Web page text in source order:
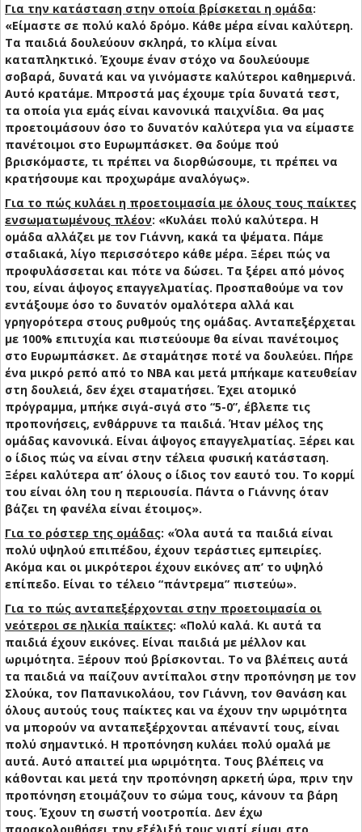
Για την κατάσταση στην οποία βρίσκεται η ομάδα:
«Είμαστε σε πολύ καλό δρόμο. Κάθε μέρα είναι καλύτερη.
Τα παιδιά δουλεύουν σκληρά, το κλίμα είναι
καταπληκτικό. Έχουμε έναν στόχο να δουλεύουμε
σοβαρά, δυνατά και να γινόμαστε καλύτεροι καθημερινά.
Αυτό κρατάμε. Μπροστά μας έχουμε τρία δυνατά τεστ,
τα οποία για εμάς είναι κανονικά παιχνίδια. Θα μας
προετοιμάσουν όσο το δυνατόν καλύτερα για να είμαστε
πανέτοιμοι στο Ευρωμπάσκετ. Θα δούμε πού
βρισκόμαστε, τι πρέπει να διορθώσουμε, τι πρέπει να
κρατήσουμε και προχωράμε αναλόγως».
Για το πώς κυλάει η προετοιμασία με όλους τους παίκτες
ενσωματωμένους πλέον: «Κυλάει πολύ καλύτερα. Η
ομάδα αλλάζει με τον Γιάννη, κακά τα ψέματα. Πάμε
σταδιακά, λίγο περισσότερο κάθε μέρα. Ξέρει πώς να
προφυλάσσεται και πότε να δώσει. Τα ξέρει από μόνος
του, είναι άψογος επαγγελματίας. Προσπαθούμε να τον
εντάξουμε όσο το δυνατόν ομαλότερα αλλά και
γρηγορότερα στους ρυθμούς της ομάδας. Ανταπεξέρχεται
με 100% επιτυχία και πιστεύουμε θα είναι πανέτοιμος
στο Ευρωμπάσκετ. Δε σταμάτησε ποτέ να δουλεύει. Πήρε
ένα μικρό ρεπό από το ΝΒΑ και μετά μπήκαμε κατευθείαν
στη δουλειά, δεν έχει σταματήσει. Έχει ατομικό
πρόγραμμα, μπήκε σιγά-σιγά στο “5-0”, έβλεπε τις
προπονήσεις, ενθάρρυνε τα παιδιά. Ήταν μέλος της
ομάδας κανονικά. Είναι άψογος επαγγελματίας. Ξέρει και
ο ίδιος πώς να είναι στην τέλεια φυσική κατάσταση.
Ξέρει καλύτερα απ’ όλους ο ίδιος τον εαυτό του. Το κορμί
του είναι όλη του η περιουσία. Πάντα ο Γιάννης όταν
βάζει τη φανέλα είναι έτοιμος».
Για το ρόστερ της ομάδας: «Όλα αυτά τα παιδιά είναι
πολύ υψηλού επιπέδου, έχουν τεράστιες εμπειρίες.
Ακόμα και οι μικρότεροι έχουν εικόνες απ’ το υψηλό
επίπεδο. Είναι το τέλειο “πάντρεμα” πιστεύω».
Για το πώς ανταπεξέρχονται στην προετοιμασία οι
νεότεροι σε ηλικία παίκτες: «Πολύ καλά. Κι αυτά τα
παιδιά έχουν εικόνες. Είναι παιδιά με μέλλον και
ωριμότητα. Ξέρουν πού βρίσκονται. Το να βλέπεις αυτά
τα παιδιά να παίζουν αντίπαλοι στην προπόνηση με τον
Σλούκα, τον Παπανικολάου, τον Γιάννη, τον Θανάση και
όλους αυτούς τους παίκτες και να έχουν την ωριμότητα
να μπορούν να ανταπεξέρχονται απέναντί τους, είναι
πολύ σημαντικό. Η προπόνηση κυλάει πολύ ομαλά με
αυτά. Αυτό απαιτεί μια ωριμότητα. Τους βλέπεις να
κάθονται και μετά την προπόνηση αρκετή ώρα, πριν την
προπόνηση ετοιμάζουν το σώμα τους, κάνουν τα βάρη
τους. Έχουν τη σωστή νοοτροπία. Δεν έχω